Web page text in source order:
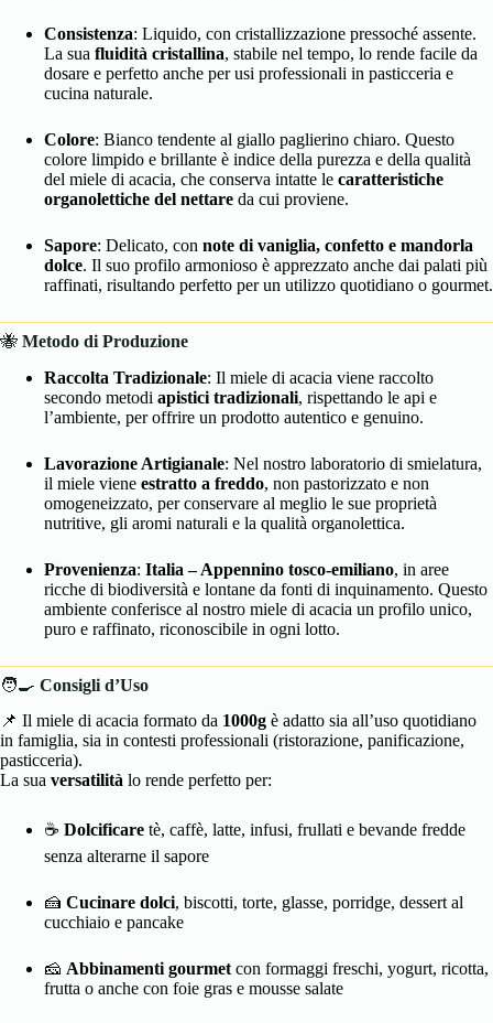
Consistenza: Liquido, con cristallizzazione pressoché assente.
La sua fluidità cristallina, stabile nel tempo, lo rende facile da
dosare e perfetto anche per usi professionali in pasticceria e
cucina naturale.
Colore: Bianco tendente al giallo paglierino chiaro. Questo
colore limpido e brillante è indice della purezza e della qualità
del miele di acacia, che conserva intatte le caratteristiche
organolettiche del nettare da cui proviene.
Sapore: Delicato, con note di vaniglia, confetto e mandorla
dolce. Il suo profilo armonioso è apprezzato anche dai palati più
raffinati, risultando perfetto per un utilizzo quotidiano o gourmet.
🐝 Metodo di Produzione
Raccolta Tradizionale: Il miele di acacia viene raccolto
secondo metodi apistici tradizionali, rispettando le api e
l’ambiente, per offrire un prodotto autentico e genuino.
Lavorazione Artigianale: Nel nostro laboratorio di smielatura,
il miele viene estratto a freddo, non pastorizzato e non
omogeneizzato, per conservare al meglio le sue proprietà
nutritive, gli aromi naturali e la qualità organolettica.
Provenienza: Italia – Appennino tosco-emiliano, in aree
ricche di biodiversità e lontane da fonti di inquinamento. Questo
ambiente conferisce al nostro miele di acacia un profilo unico,
puro e raffinato, riconoscibile in ogni lotto.
🧑‍🍳 Consigli d’Uso
📌 Il miele di acacia formato da 1000g è adatto sia all’uso quotidiano
in famiglia, sia in contesti professionali (ristorazione, panificazione,
pasticceria).
La sua versatilità lo rende perfetto per:
☕ Dolcificare tè, caffè, latte, infusi, frullati e bevande fredde
senza alterarne il sapore
🍰 Cucinare dolci, biscotti, torte, glasse, porridge, dessert al
cucchiaio e pancake
🧀 Abbinamenti gourmetcon formaggi freschi, yogurt, ricotta,
frutta o anche con foie gras e mousse salate